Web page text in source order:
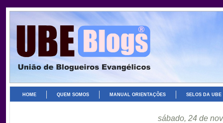
HOME QUEM SOMOS MANUAL ORIENTAÇÕES SELOS DA UBE
sábado, 24 de